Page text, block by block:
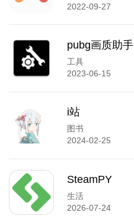
2022-09-27
pubg画质助手
工具
2023-06-15
i站
图书
2024-02-25
SteamPY
生活
2026-07-24